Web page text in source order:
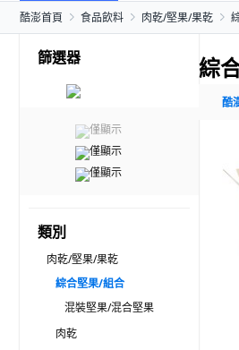
酷澎首頁 食品飲料 肉乾/堅果/果乾
篩選器
僅顯示
僅顯示
僅顯示
類別
肉乾/堅果/果乾
綜合堅果/組合
混裝堅果/混合堅果
肉乾
綜
酷